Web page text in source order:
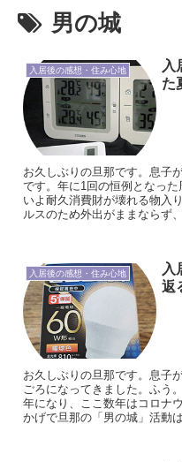
男の城
入居後の感想・住み心地
入
た
お久しぶりの旦那です。息子
です。年に1回の恒例となっ
いよ耐久消費財が壊れる物入
ルスのため外出がままならず
入居後の感想・住み心地
入
返
お久しぶりの旦那です。息子
ごろになってきました。ふう
年になり、ここ数年はコロナ
かげで旦那の「男の城」活動